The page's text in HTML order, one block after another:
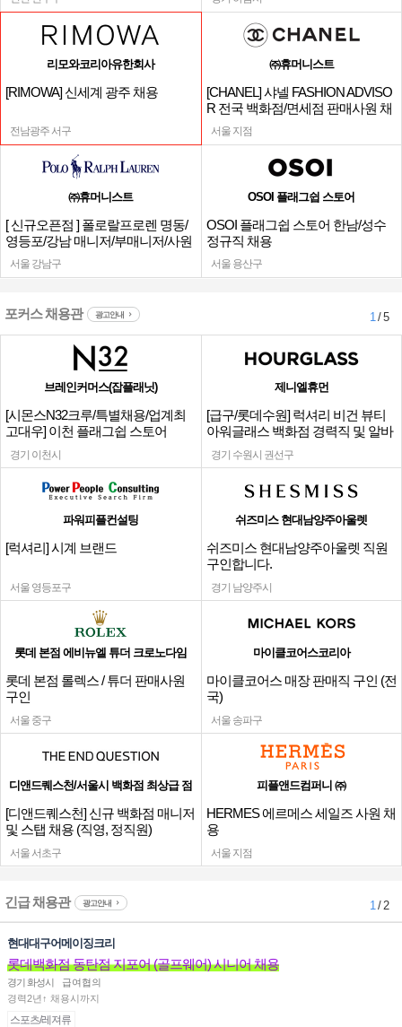
리모와코리아유한회사
[RIMOWA] 신세계 광주 채용
전남광주 서구
㈜휴머니스트
[CHANEL] 샤넬 FASHION ADVISO
R 전국 백화점/면세점 판매사원 채
용
서울 지점
㈜휴머니스트
[ 신규오픈점 ] 폴로랄프로렌 명동/
영등포/강남 매니저/부매니저/사원
서울 강남구
OSOI 플래그쉽 스토어
OSOI 플래그쉽 스토어 한남/성수
정규직 채용
서울 용산구
포커스 채용관 광고안내 1/ 5
브레인커머스(잡플래닛)
[시몬스N32크루/특별채용/업계최
고대우] 이천 플래그쉽 스토어
경기 이천시
제니엘휴먼
[급구/롯데수원] 럭셔리 비건 뷰티
아워글래스 백화점 경력직 및 알바
채용
경기 수원시 권선구
파워피플컨설팅
[럭셔리] 시계 브랜드
서울 영등포구
쉬즈미스 현대남양주아울렛
쉬즈미스 현대남양주아울렛 직원
구인합니다.
경기 남양주시
롯데 본점 에비뉴엘 튜더 크로노다임
롯데 본점 롤렉스 / 튜더 판매사원
구인
서울 중구
마이클코어스코리아
마이클코어스 매장 판매직 구인 (전
국)
서울 송파구
디앤드퀘스천/서울시 백화점 최상급 점
[디앤드퀘스천] 신규 백화점 매니저
및 스탭 채용 (직영, 정직원)
서울 서초구
피플앤드컴퍼니 ㈜
HERMES 에르메스 세일즈 사원 채
용
서울 지점
긴급 채용관 광고안내 1/ 2
현대대구어메이징크리
롯데백화점 동탄점 지포어 (골프웨어) 시니어 채용
경기 화성시
급여협의
경력2년↑ 채용시까지
스포츠/레져류